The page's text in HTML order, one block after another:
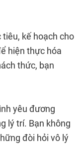
kế hoạch cho
hiện thực hóa
thức, bạn
yêu đương
lý trí. Bạn không
đòi hỏi vô lý